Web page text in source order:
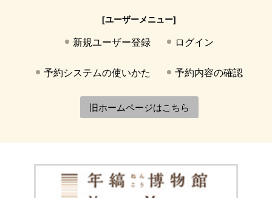
[ユーザーメニュー]
新規ユーザー登録 ログイン
予約システムの使いかた 予約内容の確認
旧ホームページはこちら